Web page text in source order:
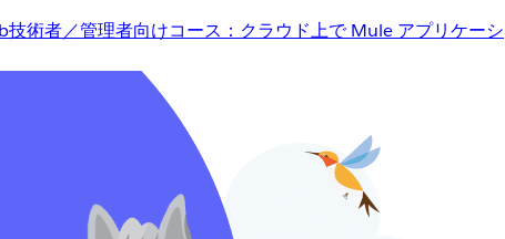
技術者／管理者向けコース：クラウド上で Mule アプリケーシ